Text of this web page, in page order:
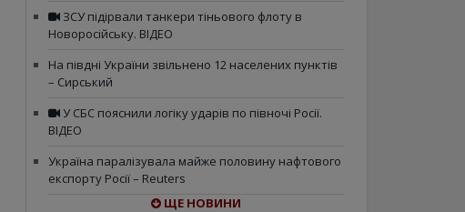
ЗСУ підірвали танкери тіньового флоту в
Новоросійську. ВІДЕО
На півдні України звільнено 12 населених пунктів
– Сирський
У СБС пояснили логіку ударів по півночі Росії.
ВІДЕО
Україна паралізувала майже половину нафтового
експорту Росії – Reuters
ЩЕ НОВИНИ